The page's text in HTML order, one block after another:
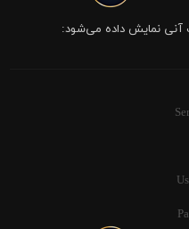
آنی نمایش داده می‌شود: